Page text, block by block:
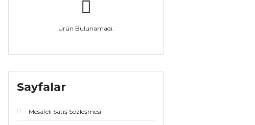
Ürün Bulunamadı.
Sayfalar
Mesafeli Satış Sözleşmesi